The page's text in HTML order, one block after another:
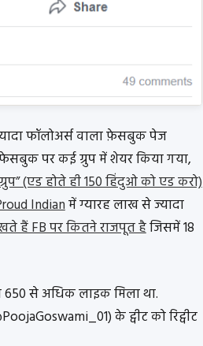
फॉलोअर्स वाला फ़ेसबुक पेज
पर कई ग्रुप में शेयर किया गया,
(एड होते ही 150 हिंदुओ को एड करो)
Indianमें ग्यारह लाख से ज्यादा
हैं FB पर कितने राजपूत हैजिसमें 18
650 से अधिक लाइक मिला था.
के ट्वीट को रिट्वीट